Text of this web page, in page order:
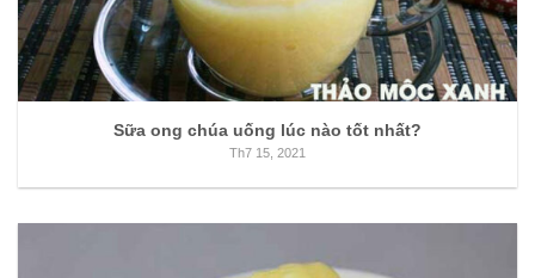
Sữa ong chúa uống lúc nào tốt nhất?
Th7 15, 2021